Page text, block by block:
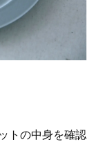
トの中身を確認